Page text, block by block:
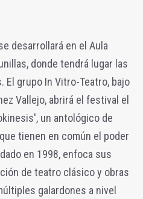
desarrollará en el Aula
donde tendrá lugar las
El grupo In Vitro-Teatro, bajo
Vallejo, abrirá el festival el
un antológico de
tienen en común el poder
en 1998, enfoca sus
de teatro clásico y obras
galardones a nivel